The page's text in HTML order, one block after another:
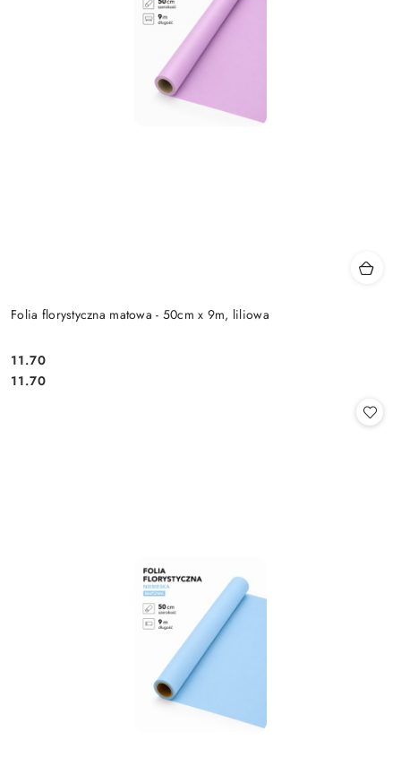
Folia florystyczna matowa - 50cm x 9m, liliowa
Cena:
11.70
Cena:
11.70